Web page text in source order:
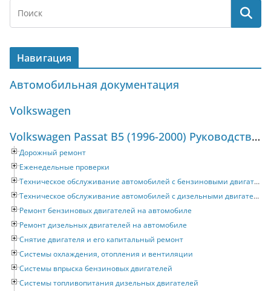
Навигация
Автомобильная документация
Volkswagen
Volkswagen Passat B5 (1996-2000) Руководство по ремонту и техническому обслуживанию
Дорожный ремонт
Еженедельные проверки
Техническое обслуживание автомобилей с бензиновыми двигателями
Техническое обслуживание автомобилей с дизельными двигателями
Ремонт бензиновых двигателей на автомобиле
Ремонт дизельных двигателей на автомобиле
Снятие двигателя и его капитальный ремонт
Системы охлаждения, отопления и вентиляции
Системы впрыска бензиновых двигателей
Системы топливопитания дизельных двигателей